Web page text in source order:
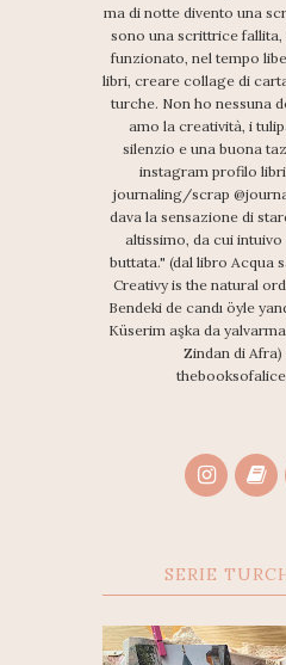
ma di notte divento una
sono una scrittrice
funzionato, nel tempo
libri, creare collage di
turche. Non ho nessuna
amo la creatività, i
silenzio e una buona
instagram profilo
journaling/scrap
dava la sensazione di
altissimo, da cui
buttata." (dal libro Acqua
Creativy is the natural
Bendeki de candı öyle
Küserim aşka da
Zindan di
SERIE